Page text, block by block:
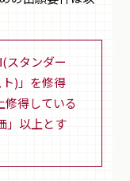
スタンダー
)」を修得
修得している
」以上とす